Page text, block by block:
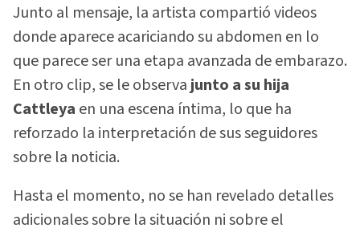
Junto al mensaje, la artista compartió videos
donde aparece acariciando su abdomen en lo
que parece ser una etapa avanzada de embarazo.
En otro clip, se le observajunto a su hija
Cattleya en una escena íntima, lo que ha
reforzado la interpretación de sus seguidores
sobre la noticia.
Hasta el momento, no se han revelado detalles
adicionales sobre la situación ni sobre el